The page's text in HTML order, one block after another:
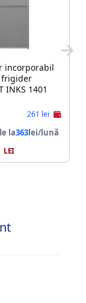
incorporabil
INKS 1401
261 lei
la363lei/lună